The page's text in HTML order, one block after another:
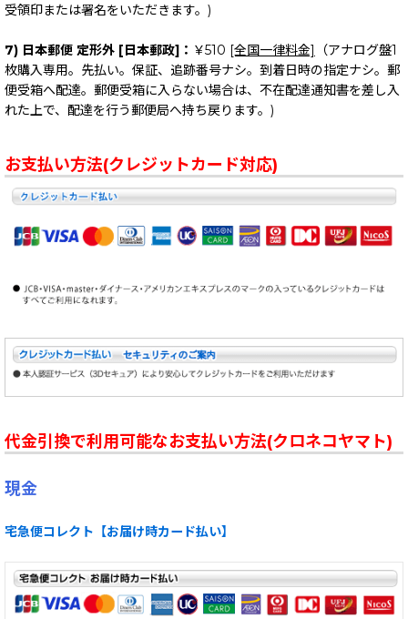
受領印または署名をいただきます。)
7) 日本郵便 定形外 [日本郵政]： ￥510 [全国一律料金]
（アナログ盤1
枚購入専用。先払い。保証、追跡番号ナシ。到着日時の指定ナシ。郵
便受箱へ配達。郵便受箱に入らない場合は、不在配達通知書を差し入
れた上で、配達を行う郵便局へ持ち戻ります。)
お支払い方法(クレジットカード対応)
代金引換で利用可能なお支払い方法(クロネコヤマト)
現金
宅急便コレクト【お届け時カード払い】